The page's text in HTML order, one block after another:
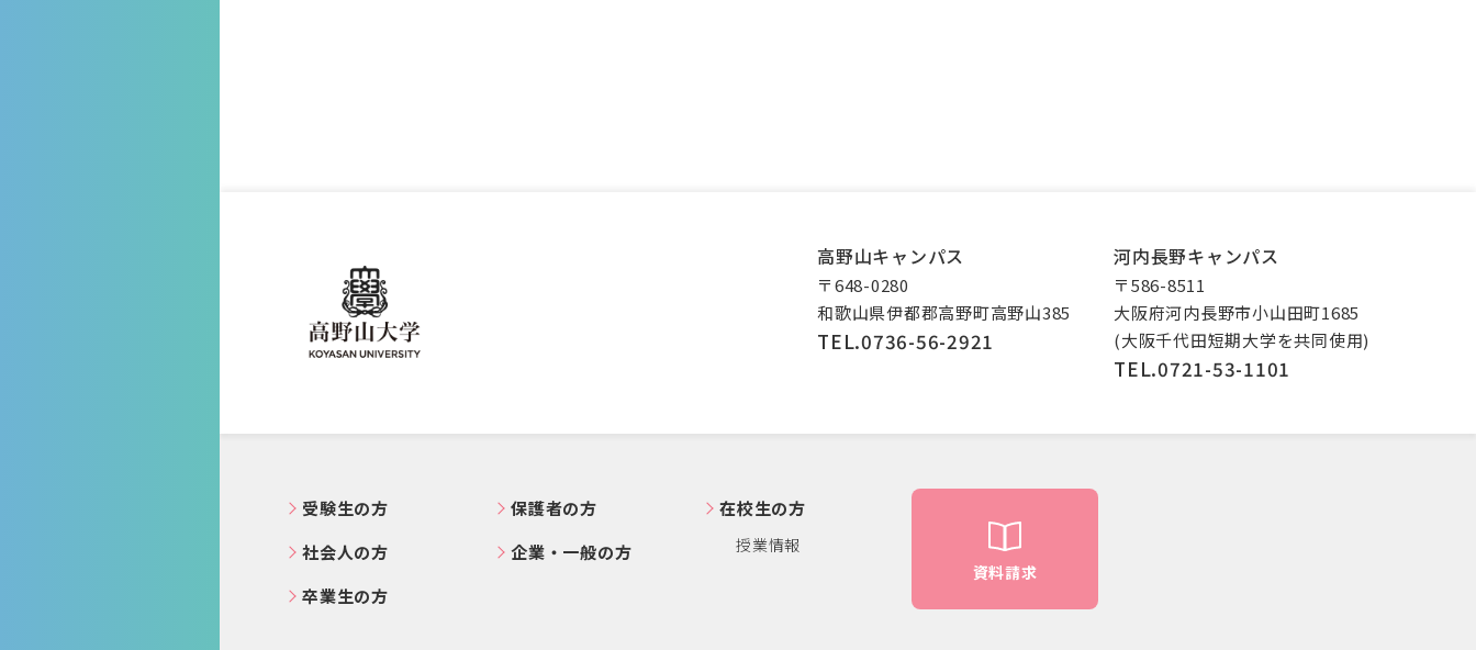
高野山キャンパス
〒648-0280
和歌山県伊都郡高野町高野山385
TEL.0736-56-2921
河内長野キャンパス
〒586-8511
大阪府河内長野市小山田町1685
(大阪千代田短期大学を共同使用)
TEL.0721-53-1101
受験生の方
社会人の方
卒業生の方
保護者の方
企業・一般の方
在校生の方
授業情報
資料請求